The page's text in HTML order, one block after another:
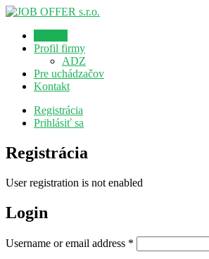
Profil firmy
ADZ
Pre uchádzačov
Kontakt
Registrácia
Prihlásiť sa
Registrácia
User registration is not enabled
Login
Username or email address *